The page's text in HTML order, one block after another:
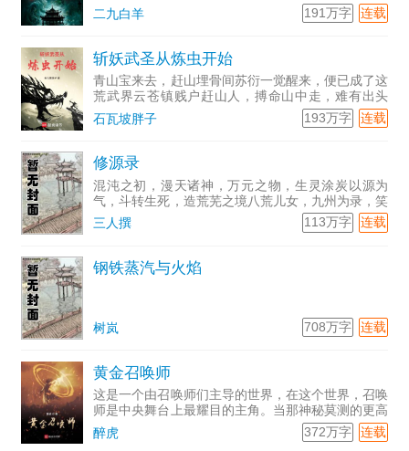
二九白羊
连载
191万字
斩妖武圣从炼虫开始
青山宝来去，赶山埋骨间苏衍一觉醒来，便已成了这
荒武界云苍镇贱户赶山人，搏命山中走，难有出头
路，只任那...
石瓦坡胖子 连载
193万字
修源录
混沌之初，漫天诸神，万元之物，生灵涂炭以源为
气，斗转生死，造荒芜之境八荒儿女，九州为录，笑
握生死谈笑之间孤身一人，夺浮华之志，撼星云天地
之间醉酒当歌凌云志，少年自古逸风流卧看苍天谁在
三人撰 连载
113万字
钢铁蒸汽与火焰
树岚 连载
708万字
黄金召唤师
这是一个由召唤师们主导的世界，在这个世界，召唤
师是中央舞台上最耀目的主角。当那神秘莫测的更高
的世界变得触手可及之时，当中华文明的荣耀与记忆
照进现实之时，降临大炎帝国的召唤师的精彩故事，
醉虎 连载
372万字